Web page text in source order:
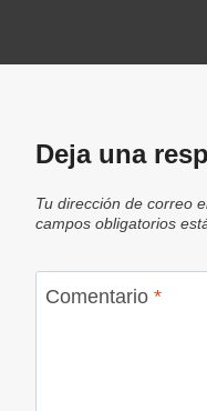
Deja una
Tu dirección de correo
campos obligatorios
Comentario *